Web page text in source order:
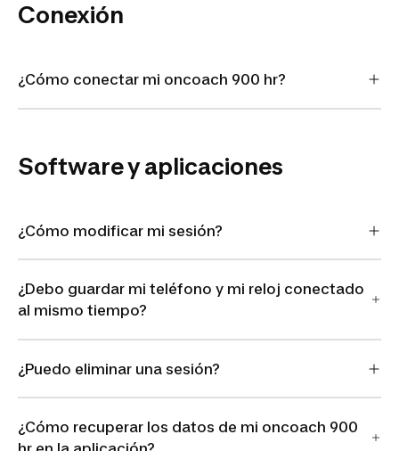
Conexión
¿Cómo conectar mi oncoach 900 hr?
Software y aplicaciones
¿Cómo modificar mi sesión?
¿Debo guardar mi teléfono y mi reloj conectado
al mismo tiempo?
¿Puedo eliminar una sesión?
¿Cómo recuperar los datos de mi oncoach 900